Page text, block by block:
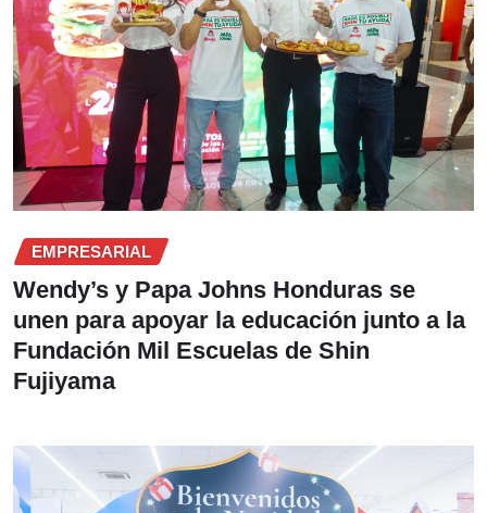
EMPRESARIAL
Wendy’s y Papa Johns Honduras se
unen para apoyar la educación junto a la
Fundación Mil Escuelas de Shin
Fujiyama